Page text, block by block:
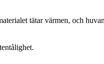
tätar värmen, och